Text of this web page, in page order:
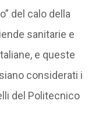
del calo della
sanitarie e
e queste
considerati i
del Politecnico